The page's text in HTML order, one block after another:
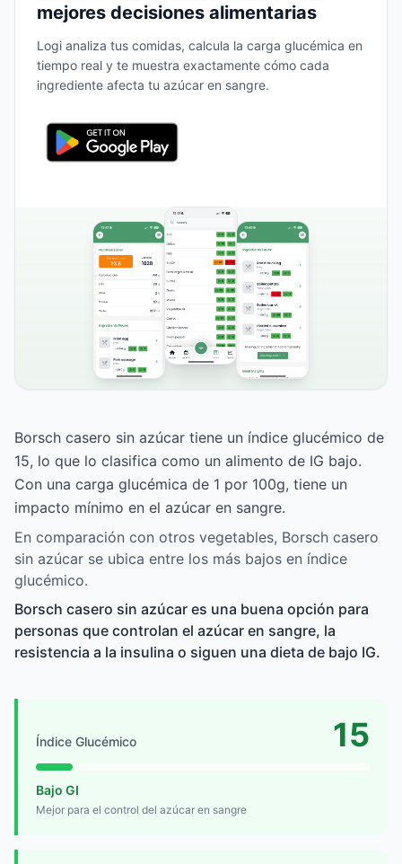
mejores decisiones alimentarias
Logi analiza tus comidas, calcula la carga glucémica en
tiempo real y te muestra exactamente cómo cada
ingrediente afecta tu azúcar en sangre.
Borsch casero sin azúcar tiene un índice glucémico de
15, lo que lo clasifica como un alimento de IG bajo.
Con una carga glucémica de 1 por 100g, tiene un
impacto mínimo en el azúcar en sangre.
En comparación con otros vegetables, Borsch casero
sin azúcar se ubica entre los más bajos en índice
glucémico.
Borsch casero sin azúcar es una buena opción para
personas que controlan el azúcar en sangre, la
resistencia a la insulina o siguen una dieta de bajo IG.
Índice Glucémico 15
Bajo GI
Mejor para el control del azúcar en sangre